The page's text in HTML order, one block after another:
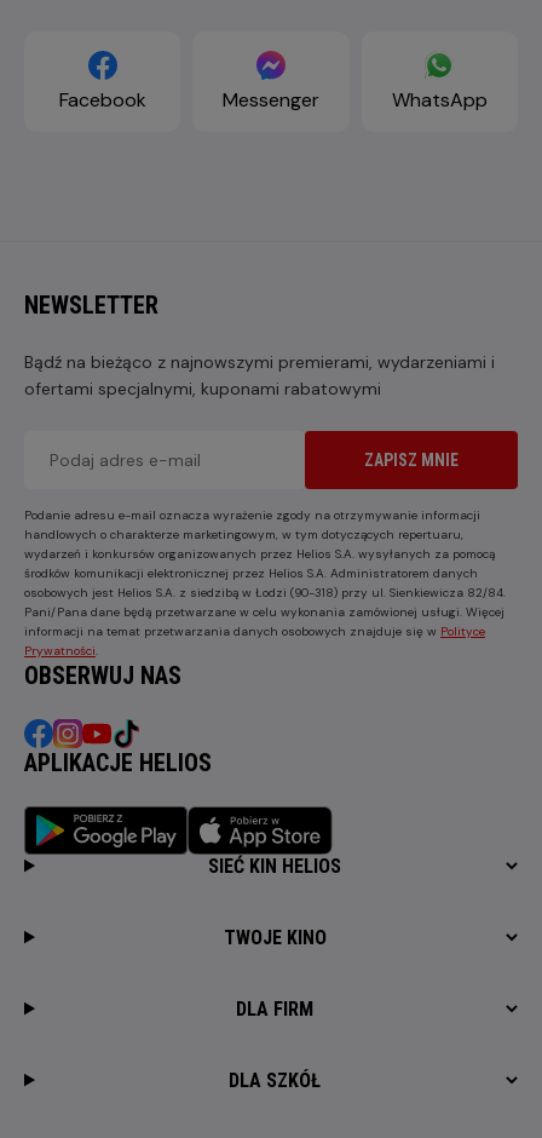
Facebook Messenger WhatsApp
NEWSLETTER
Bądź na bieżąco z najnowszymi premierami, wydarzeniami i
ofertami specjalnymi, kuponami rabatowymi
ZAPISZ MNIE
Podanie adresu e-mail oznacza wyrażenie zgody na otrzymywanie informacji
handlowych o charakterze marketingowym, w tym dotyczących repertuaru,
wydarzeń i konkursów organizowanych przez Helios S.A. wysyłanych za pomocą
środków komunikacji elektronicznej przez Helios S.A. Administratorem danych
osobowych jest Helios S.A. z siedzibą w Łodzi (90-318) przy ul. Sienkiewicza 82/84.
Pani/Pana dane będą przetwarzane w celu wykonania zamówionej usługi. Więcej
informacji na temat przetwarzania danych osobowych znajduje się w Polityce
Prywatności
OBSERWUJ NAS
APLIKACJE HELIOS
SIEĆ KIN HELIOS
TWOJE KINO
DLA FIRM
DLA SZKÓŁ